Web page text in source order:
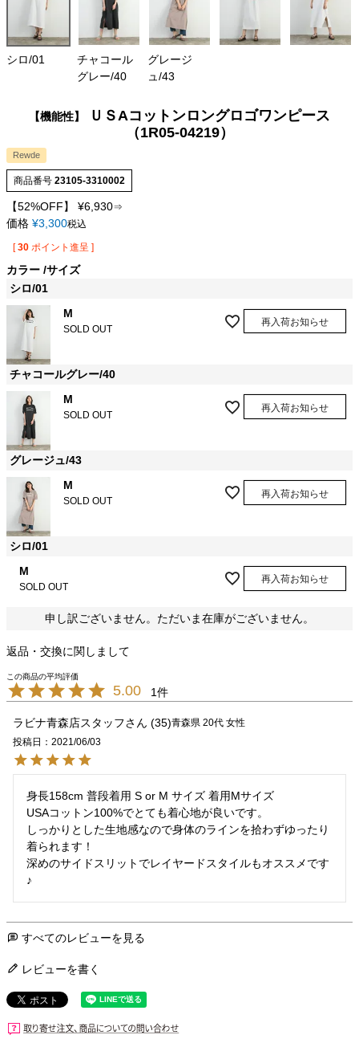
シロ/01
チャコール
グレー/40
グレージ
ュ/43
【機能性】
ＵＳAコットンロングロゴワンピース
（1R05-04219）
Rewde
商品番号 23105-3310002
【52%OFF】 ¥6,930⇒
価格 ¥3,300税込
[ 30 ポイント進呈 ]
カラー サイズ
シロ/01
M
SOLD OUT
再入荷お知らせ
チャコールグレー/40
M
SOLD OUT
再入荷お知らせ
グレージュ/43
M
SOLD OUT
再入荷お知らせ
シロ/01
M
SOLD OUT
再入荷お知らせ
申し訳ございません。ただいま在庫がございません。
返品・交換に関しまして
5.00 1
ラビナ青森店スタッフ 35 青森県 20代 女性
投稿日
2021/06/03
身長158cm 普段着用 S or M サイズ 着用Mサイズ
USAコットン100%でとても着心地が良いです。
しっかりとした生地感なので身体のラインを拾わずゆったり
着られます！
深めのサイドスリットでレイヤードスタイルもオススメです
♪
すべてのレビューを見る
レビューを書く